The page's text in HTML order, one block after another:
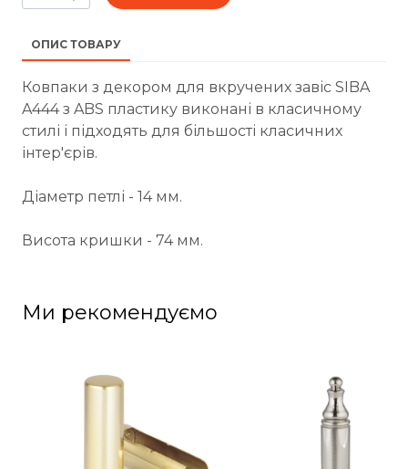
ОПИС ТОВАРУ
Ковпаки з декором для вкручених завіс SIBA
A444 з ABS пластику виконані в класичному
стилі і підходять для більшості класичних
інтер'єрів.
Діаметр петлі - 14 мм.
Висота кришки - 74 мм.
Ми рекомендуємо